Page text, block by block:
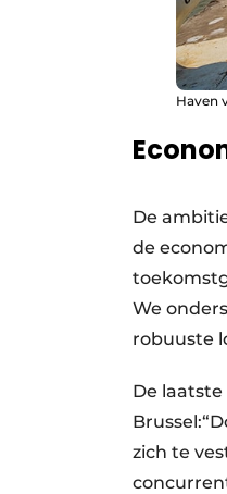
Haven
De
de
We
robuuste
De
zich te